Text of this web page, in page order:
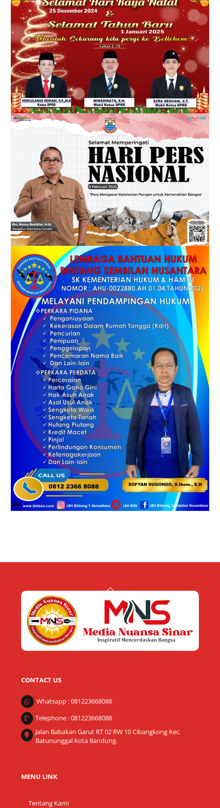
Back
Top
CONTACT US
Whatsapp : 081223668088
Telephone : 081223668088
Jalan Babakan Garut RT 02 RW 10 Cibangkong Kec.
Batununggal Kota Bandung.
MENU LINK
Tentang Kami